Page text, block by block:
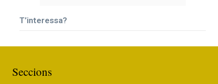
T’interessa?
Seccions